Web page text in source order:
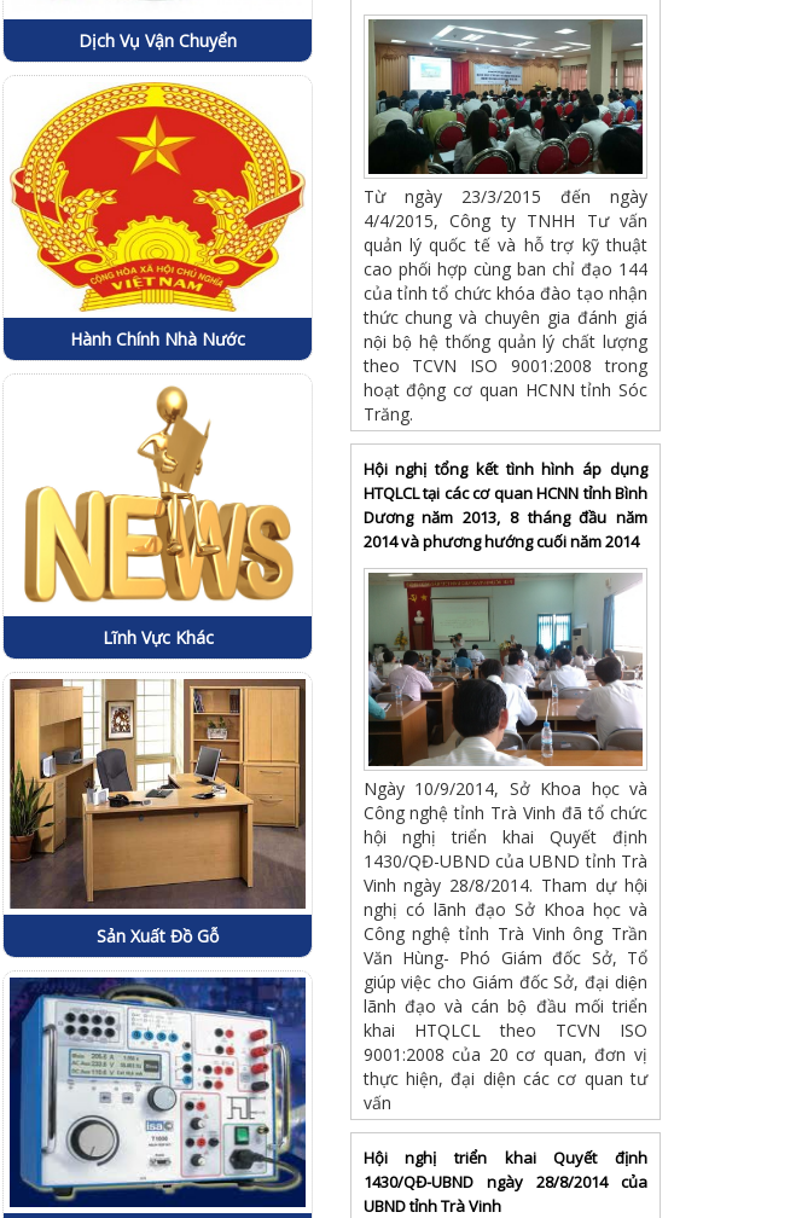
Dịch Vụ Vận Chuyển
Hành Chính Nhà Nước
Lĩnh Vực Khác
Sản Xuất Đồ Gỗ
Từ ngày 23/3/2015 đến ngày
4/4/2015, Công ty TNHH Tư vấn
quản lý quốc tế và hỗ trợ kỹ thuật
cao phối hợp cùng ban chỉ đạo 144
của tỉnh tổ chức khóa đào tạo nhận
thức chung và chuyên gia đánh giá
nội bộ hệ thống quản lý chất lượng
theo TCVN ISO 9001:2008 trong
hoạt động cơ quan HCNN tỉnh Sóc
Trăng.
Hội nghị tổng kết tình hình áp dụng
HTQLCL tại các cơ quan HCNN tỉnh Bình
Dương năm 2013, 8 tháng đầu năm
2014 và phương hướng cuối năm 2014
Ngày 10/9/2014, Sở Khoa học và
Công nghệ tỉnh Trà Vinh đã tổ chức
hội nghị triển khai Quyết định
1430/QĐ-UBND của UBND tỉnh Trà
Vinh ngày 28/8/2014. Tham dự hội
nghị có lãnh đạo Sở Khoa học và
Công nghệ tỉnh Trà Vinh ông Trần
Văn Hùng- Phó Giám đốc Sở, Tổ
giúp việc cho Giám đốc Sở, đại diện
lãnh đạo và cán bộ đầu mối triển
khai HTQLCL theo TCVN ISO
9001:2008 của 20 cơ quan, đơn vị
thực hiện, đại diện các cơ quan tư
vấn
Hội nghị triển khai Quyết định
1430/QĐ-UBND ngày 28/8/2014 của
UBND tỉnh Trà Vinh